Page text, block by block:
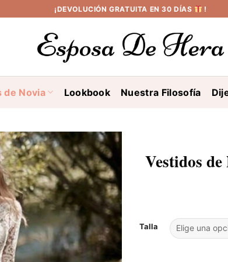
¡DEVOLUCIÓN GRATUITA EN 30 DÍAS !
de Novia Lookbook Nuestra Filosofía
Vestidos
Talla